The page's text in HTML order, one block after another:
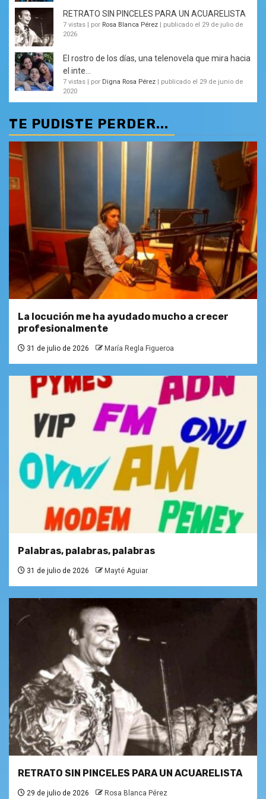
RETRATO SIN PINCELES PARA UN ACUARELISTA
7 vistas | por Rosa Blanca Pérez | publicado el 29 de julio de
2026
El rostro de los días, una telenovela que mira hacia
el inte...
7 vistas | por Digna Rosa Pérez | publicado el 29 de junio de
2020
TE PUDISTE PERDER...
La locución me ha ayudado mucho a crecer
profesionalmente
31 de julio de 2026 María Regla Figueroa
Palabras, palabras, palabras
31 de julio de 2026 Mayté Aguiar
RETRATO SIN PINCELES PARA UN ACUARELISTA
29 de julio de 2026 Rosa Blanca Pérez